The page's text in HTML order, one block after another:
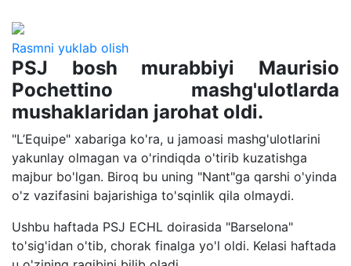
Rasmni yuklab olish
PSJ bosh murabbiyi Maurisio
Pochettino mashg'ulotlarda
mushaklaridan jarohat oldi.
"L’Equipe" xabariga ko'ra, u jamoasi mashg'ulotlarini
yakunlay olmagan va o'rindiqda o'tirib kuzatishga
majbur bo'lgan. Biroq bu uning "Nant"ga qarshi o'yinda
o'z vazifasini bajarishiga to'sqinlik qila olmaydi.
Ushbu haftada PSJ ECHL doirasida "Barselona"
to'sig'idan o'tib, chorak finalga yo'l oldi. Kelasi haftada